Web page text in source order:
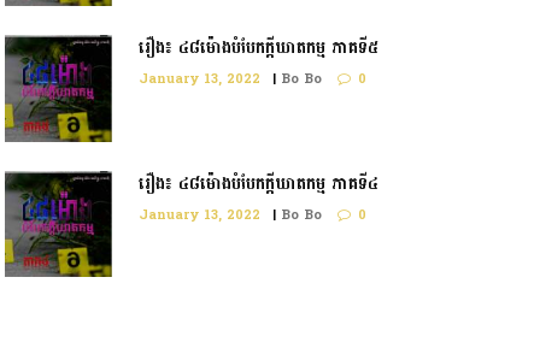
រឿង៖ ៤៨ម៉ោងបំបែកក្ដីឃាតកម្ម ភាគទី៥
January 13, 2022 | Bo Bo 0
រឿង៖ ៤៨ម៉ោងបំបែកក្តីឃាតកម្ម ភាគទី៤
January 13, 2022 | Bo Bo 0